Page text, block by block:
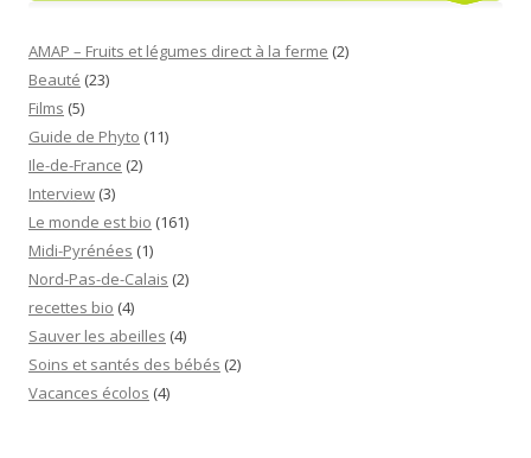
AMAP – Fruits et légumes direct à la ferme (2)
Beauté (23)
Films (5)
Guide de Phyto (11)
Ile-de-France (2)
Interview (3)
Le monde est bio (161)
Midi-Pyrénées (1)
Nord-Pas-de-Calais (2)
recettes bio (4)
Sauver les abeilles (4)
Soins et santés des bébés (2)
Vacances écolos (4)